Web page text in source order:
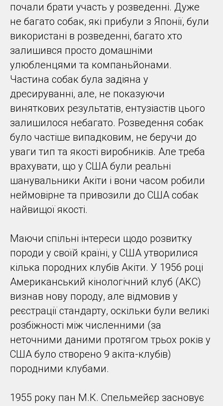
почали брати участь у розведенні. Дуже
не багато собак, які прибули з Японії, були
використані в розведенні, багато хто
залишився просто домашніми
улюбленцями та компаньйонами.
Частина собак була задіяна у
дресируванні, але, не показуючи
виняткових результатів, ентузіастів цього
залишилося небагато. Розведення собак
було частіше випадковим, не беручи до
уваги тип та якості виробників. Але треба
врахувати, що у США були реальні
шанувальники Акіти і вони часом робили
неймовірне та привозили до США собак
найвищої якості.
Маючи спільні інтереси щодо розвитку
породи у своїй країні, у США утворилися
кілька породних клубів Акіти. У 1956 році
Американський кінологічний клуб (AKC)
визнав нову породу, але відмовив у
реєстрації стандарту, оскільки були великі
розбіжності між численними (за
неточними даними протягом трьох років у
США було створено 9 акіта-клубів)
породними клубами.
1955 року пан М.К. Спельмейєр засновує